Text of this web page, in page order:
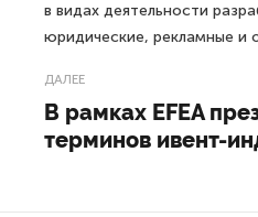
в видах деятельности
юридические, рекламные и
ДАЛЕЕ
В рамках EFEA
терминов ивент-